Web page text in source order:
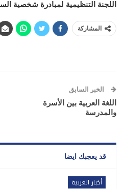
اللجنة التنظيمية لمبادرة شخصية السنة
المشاركة
الخبر السابق
اللغة العربية بين الأسرة
والمدرسة‎
قد يعجبك ايضا
أخبار العربية